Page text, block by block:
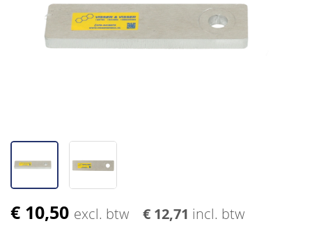
€ 10,50 excl. btw € 12,71 incl. btw
afbeeldingen-
Ga